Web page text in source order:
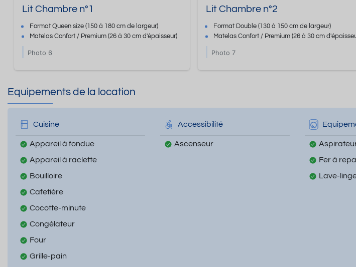
Lit Chambre n°1
FormatQueen size (150 à 180 cm de largeur)
Matelas Confort / Premium(26 à 30 cm d'épaisseur)
Photo 6
Lit Chambre n°2
Format Double (130 à 150 cm de largeur)
Matelas Confort / Premium(26 à 30 cm
Photo 7
Equipements de la location
Cuisine
Appareil à fondue
Appareil à raclette
Bouilloire
Cafetière
Cocotte-minute
Congélateur
Four
Grille-pain
Accessibilité
Ascenseur
Fer à
Lave-